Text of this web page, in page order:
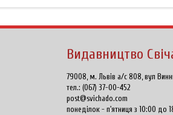
Видавництво
79008, м. Львів а/с 808, вул
тел.:(067) 37-00-452
post@svichado.com
понеділок - п'ятниця з 10:00 до